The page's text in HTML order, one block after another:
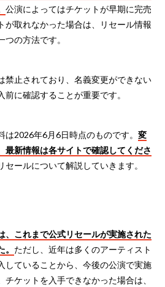
公演によってはチケットが早期に完売
が取れなかった場合は、リセール情報
の方法です。
禁止されており、名義変更ができない
に確認することが重要です。
は2026年6月6日時点のものです。 変
最新情報は各サイトで確認してくださ
セールについて解説していきます。
、これまで公式リセールが実施された
ただし、近年は多くのアーティスト
していることから、今後の公演で実施
ケットを入手できなかった場合は、